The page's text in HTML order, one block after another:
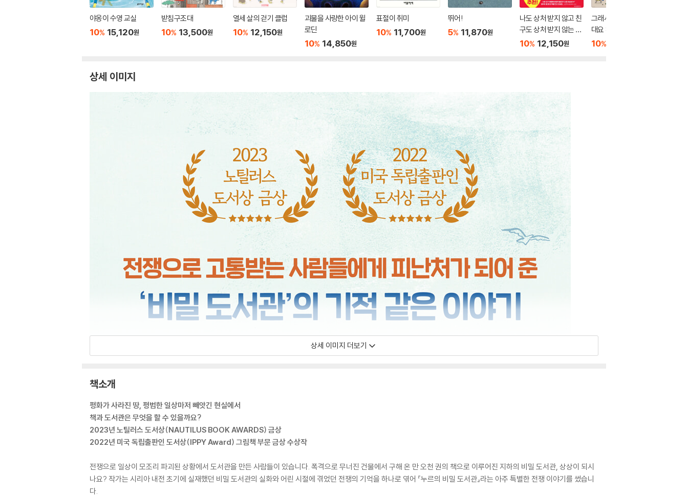
야옹이 수영 교실
10% 15,120원
받침구조대
10% 13,500원
열세 살의 걷기 클럽
10% 12,150원
괴물을 사랑한 아이 윌
로딘
10% 14,850원
표절이 취미
10% 11,700원
뛰어!
5% 11,870원
나도 상처 받지 않고 친
구도 상처 받지 않는 친
구 관계 연습
10% 12,150원
그래서 이런 말이 생겼
대요 : 우리말
10%
상세 이미지
상세 이미지 더보기
책소개
평화가 사라진 땅, 평범한 일상마저 빼앗긴 현실에서
책과 도서관은 무엇을 할 수 있을까요?
2023년 노틸러스 도서상(NAUTILUS BOOK AWARDS) 금상
2022년 미국 독립출판인 도서상(IPPY Award) 그림책 부문 금상 수상작
전쟁으로 일상이 모조리 파괴된 상황에서 도서관을 만든 사람들이 있습니다. 폭격으로 무너진 건물에서 구해 온 만 오천 권의 책으로 이루어진 지하의 비밀 도서관, 상상이 되시
나요? 작가는 시리아 내전 초기에 실재했던 비밀 도서관의 실화와 어린 시절에 겪었던 전쟁의 기억을 하나로 엮어 『누르의 비밀 도서관』라는 아주 특별한 전쟁 이야기를 썼습니
다.